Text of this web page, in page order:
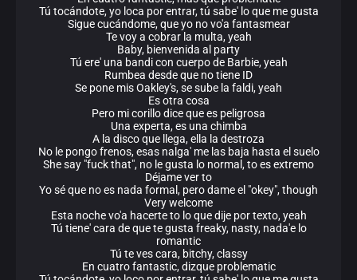
Tú tocándote, yo loca por entrar, tú sabe' lo que me gusta
Sigue cucándome, que yo no vo'a fantasmear
Te voy a cobrar la multa, yeah
Baby, bienvenida al party
Tú ere' una bandi con cuerpo de Barbie, yeah
Rumbea desde que no tiene ID
Se pone mis Oakley's, se sube la faldi, yeah
Es otra cosa
Pero mi corillo dice que es peligrosa
Una experta, es una chimba
A la disco que llega, ella la destroza
No le pongo frenos, esas nalga' me las baja hasta el suelo
She say "fuck that", no le gusta lo normal, to es extremo
Déjame ver to
Yo sé que no es nada formal, pero dame el "okey", though
Very welcome
Esta noche vo'a hacerte to lo que dije por texto, yeah
Tú tiene' cara de que te gusta freaky, nasty, nada'e lo
romantic
Tú te ves cara, bitchy, classy
En cuatro fantastic, dizque problematic